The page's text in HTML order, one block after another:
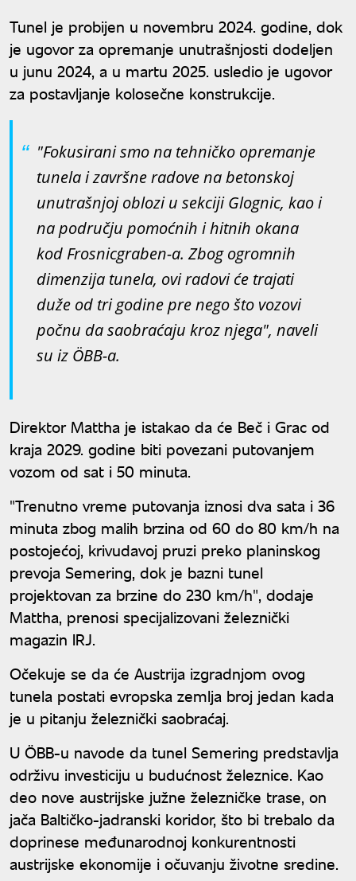
Tunel je probijen u novembru 2024. godine, dok
je ugovor za opremanje unutrašnjosti dodeljen
u junu 2024, a u martu 2025. usledio je ugovor
za postavljanje kolosečne konstrukcije.
"Fokusirani smo na tehničko opremanje
tunela i završne radove na betonskoj
unutrašnjoj oblozi u sekciji Glognic, kao i
na području pomoćnih i hitnih okana
kod Frosnicgraben-a. Zbog ogromnih
dimenzija tunela, ovi radovi će trajati
duže od tri godine pre nego što vozovi
počnu da saobraćaju kroz njega", naveli
su iz ÖBB-a.
Direktor Mattha je istakao da će Beč i Grac od
kraja 2029. godine biti povezani putovanjem
vozom od sat i 50 minuta.
"Trenutno vreme putovanja iznosi dva sata i 36
minuta zbog malih brzina od 60 do 80 km/h na
postojećoj, krivudavoj pruzi preko planinskog
prevoja Semering, dok je bazni tunel
projektovan za brzine do 230 km/h", dodaje
Mattha, prenosi specijalizovani železnički
magazin IRJ.
Očekuje se da će Austrija izgradnjom ovog
tunela postati evropska zemlja broj jedan kada
je u pitanju železnički saobraćaj.
U ÖBB-u navode da tunel Semering predstavlja
održivu investiciju u budućnost železnice. Kao
deo nove austrijske južne železničke trase, on
jača Baltičko-jadranski koridor, što bi trebalo da
doprinese međunarodnoj konkurentnosti
austrijske ekonomije i očuvanju životne sredine.